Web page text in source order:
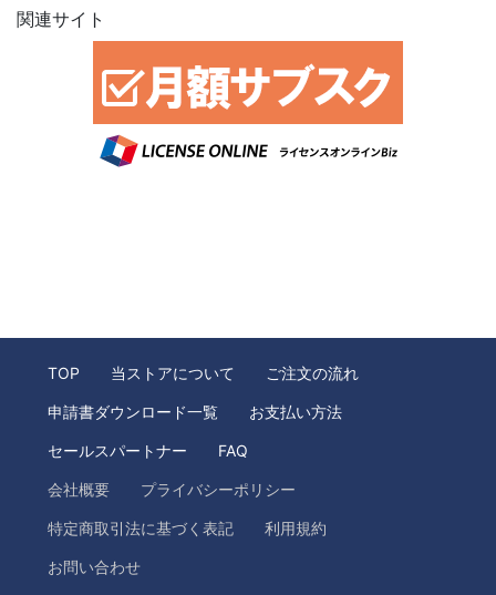
関連サイト
TOP 当ストアについて ご注文の流れ
申請書ダウンロード一覧 お支払い方法
セールスパートナー FAQ
会社概要 プライバシーポリシー
特定商取引法に基づく表記 利用規約
お問い合わせ